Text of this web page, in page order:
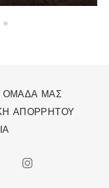
ΟΜΑΔΑ ΜΑΣ
ΑΠΟΡΡΗΤΟΥ